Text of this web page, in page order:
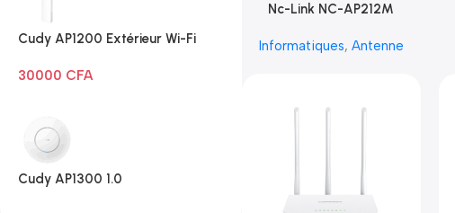
Cudy AP1200 Extérieur Wi-Fi
30000 CFA
Cudy AP1300 1.0
Nc-Link NC-AP212M
Informatiques, Antenne